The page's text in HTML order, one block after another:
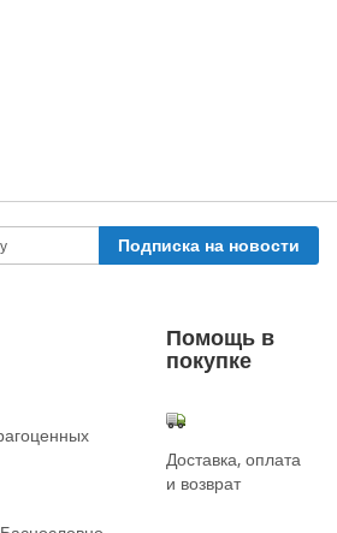
Подписка на новости
Помощь в
покупке
Доставка, оплата
и возврат